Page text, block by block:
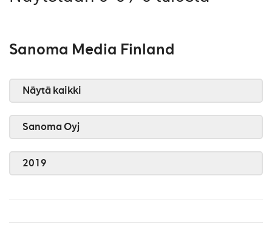
Sanoma Media Finland
Näytä kaikki
Sanoma Oyj
2019